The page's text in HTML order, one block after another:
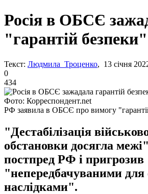
Росія в ОБСЄ
"гарантій
Текст: Людмила Троценко, 13 січня
0
434
Фото: Корреспондент.net
РФ заявила в ОБСЄ про вимогу
"Дестабілізація
обстановки досягла
постпред РФ і пригрозив
"непередбачуваними для
наслідками".